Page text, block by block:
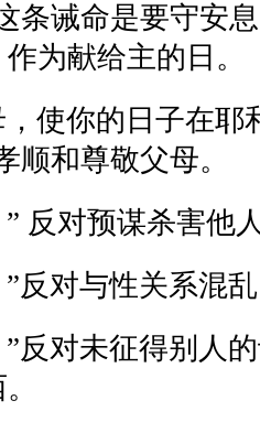
条诫命是要守安
为献给主的日。
使你的日子在耶
顺和尊敬父母。
” 反对预谋杀害他
”反对与性关系混
”反对未征得别人